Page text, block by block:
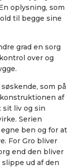
oplysning, som
til begge sine
grad en sorg
over og
som på
af
sit liv og sin
Serien
ben og for at
For Gro bliver
end den bliver
ud af den